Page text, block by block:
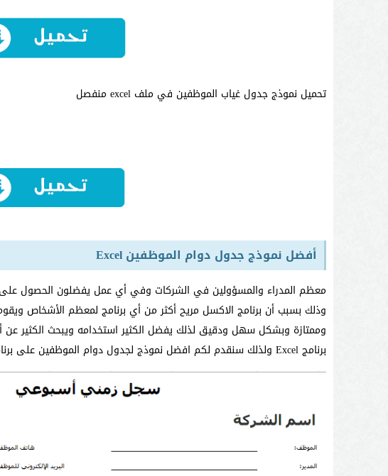
تحميل نموذج جدول غياب الموظفين في ملف excel منفصل
أفضل نموذج جدول دوام الموظفين Excel
معظم المدراء والمسؤولين في الشركات وفي أي عمل يفضلون الحصول
وذلك بسبب أن برنامج الاكسل مريح أكثر من أي برنامج لمعظم الأشخاص
وممتازة وبشكل سهل ودقيق لذلك يفضل الكثير استخدامه ويبحث الكثير
برنامج Excel ولذلك سنقدم لكم افضل نموذج لجدول دوام الموظفين على برنامج الاكسل وللحصول على النموذج